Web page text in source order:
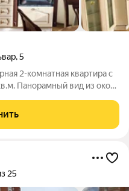
,5
2-комнатная квартира с
Панорамный вид из окон
входные группы с
25